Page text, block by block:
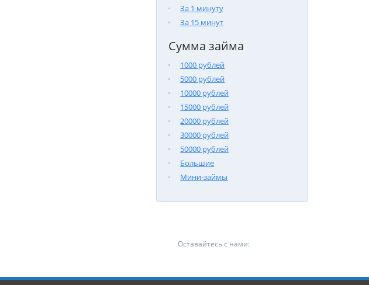
За 1 минуту
За 15 минут
Сумма займа
1000 рублей
5000 рублей
10000 рублей
15000 рублей
20000 рублей
30000 рублей
50000 рублей
Большие
Мини-займы
Оставайтесь с нами: